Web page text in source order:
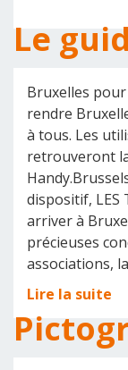
Le
Bruxelles
rendre
à tous. Les
retrouveront
dispositif, LES
arriver à
précieuses
associations, la
Lire la suite